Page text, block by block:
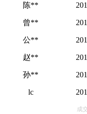
陈**
曾**
公**
赵**
孙**
lc
成